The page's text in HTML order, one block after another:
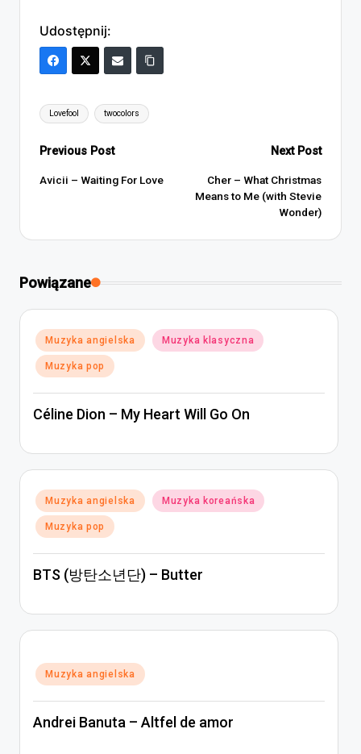
Udostępnij:
Tags:
Lovefool twocolors
Post
navigation
Previous Post
Avicii – Waiting For Love
Next Post
Cher – What Christmas
Means to Me (with Stevie
Wonder)
Powiązane
Posted
in
Muzyka angielska Muzyka klasyczna
Muzyka pop
Céline Dion – My Heart Will Go On
Posted
in
Muzyka angielska Muzyka koreańska
Muzyka pop
BTS (방탄소년단) – Butter
Posted
in
Muzyka angielska
Andrei Banuta – Altfel de amor